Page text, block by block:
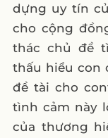
dựng uy tín
cho cộng
thác chủ đề
thấu hiểu con
đề tài cho
tình cảm này
của thương